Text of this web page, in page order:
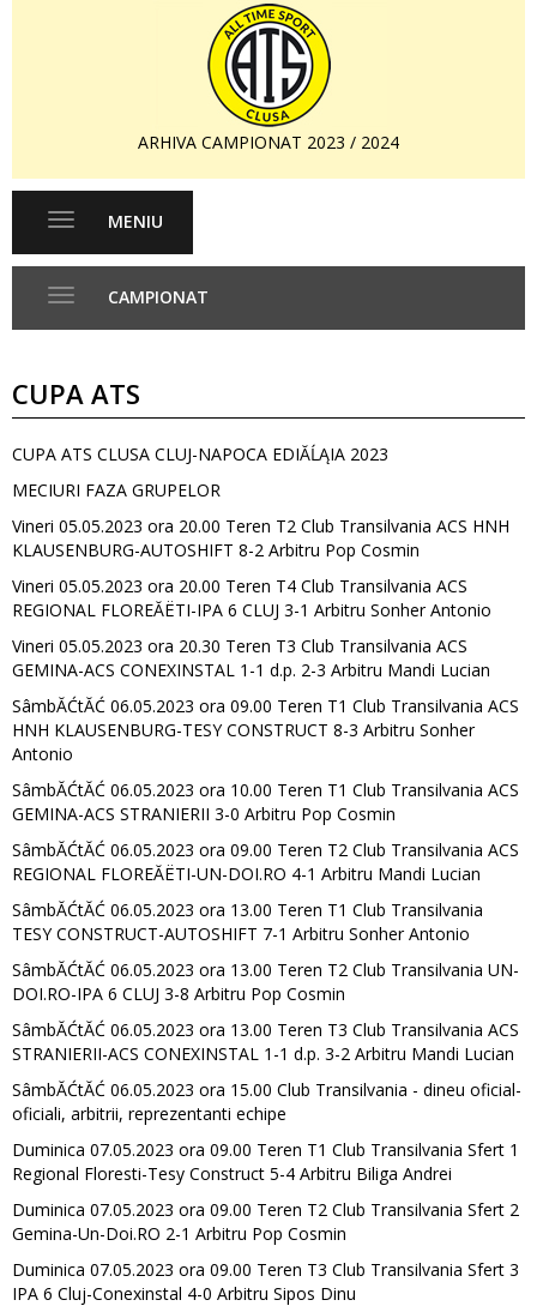
ARHIVA CAMPIONAT 2023 / 2024
Toggle
MENIU
CAMPIONAT
CUPA ATS
CUPA ATS CLUSA CLUJ-NAPOCA EDIĂĹĄIA 2023
MECIURI FAZA GRUPELOR
Vineri 05.05.2023 ora 20.00 Teren T2 Club Transilvania ACS HNH
KLAUSENBURG-AUTOSHIFT 8-2 Arbitru Pop Cosmin
Vineri 05.05.2023 ora 20.00 Teren T4 Club Transilvania ACS
REGIONAL FLOREĂËTI-IPA 6 CLUJ 3-1 Arbitru Sonher Antonio
Vineri 05.05.2023 ora 20.30 Teren T3 Club Transilvania ACS
GEMINA-ACS CONEXINSTAL 1-1 d.p. 2-3 Arbitru Mandi Lucian
SâmbĂĆtĂĆ 06.05.2023 ora 09.00 Teren T1 Club Transilvania ACS
HNH KLAUSENBURG-TESY CONSTRUCT 8-3 Arbitru Sonher
Antonio
SâmbĂĆtĂĆ 06.05.2023 ora 10.00 Teren T1 Club Transilvania ACS
GEMINA-ACS STRANIERII 3-0 Arbitru Pop Cosmin
SâmbĂĆtĂĆ 06.05.2023 ora 09.00 Teren T2 Club Transilvania ACS
REGIONAL FLOREĂËTI-UN-DOI.RO 4-1 Arbitru Mandi Lucian
SâmbĂĆtĂĆ 06.05.2023 ora 13.00 Teren T1 Club Transilvania
TESY CONSTRUCT-AUTOSHIFT 7-1 Arbitru Sonher Antonio
SâmbĂĆtĂĆ 06.05.2023 ora 13.00 Teren T2 Club Transilvania UN-
DOI.RO-IPA 6 CLUJ 3-8 Arbitru Pop Cosmin
SâmbĂĆtĂĆ 06.05.2023 ora 13.00 Teren T3 Club Transilvania ACS
STRANIERII-ACS CONEXINSTAL 1-1 d.p. 3-2 Arbitru Mandi Lucian
SâmbĂĆtĂĆ 06.05.2023 ora 15.00 Club Transilvania - dineu oficial-
oficiali, arbitrii, reprezentanti echipe
Duminica 07.05.2023 ora 09.00 Teren T1 Club Transilvania Sfert 1
Regional Floresti-Tesy Construct 5-4 Arbitru Biliga Andrei
Duminica 07.05.2023 ora 09.00 Teren T2 Club Transilvania Sfert 2
Gemina-Un-Doi.RO 2-1 Arbitru Pop Cosmin
Duminica 07.05.2023 ora 09.00 Teren T3 Club Transilvania Sfert 3
IPA 6 Cluj-Conexinstal 4-0 Arbitru Sipos Dinu